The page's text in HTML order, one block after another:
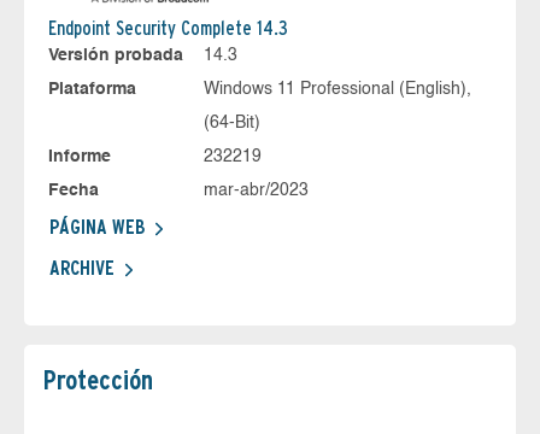
Endpoint Security Complete 14.3
Versión probada
14.3
Plataforma
Windows 11 Professional (English),
(64-Bit)
Informe
232219
Fecha
mar-abr/2023
PÁGINA WEB
ARCHIVE
Protección